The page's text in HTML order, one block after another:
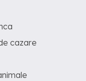
cazare